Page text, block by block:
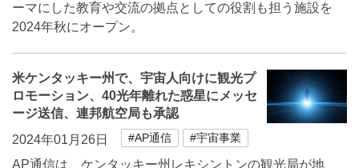
ーマにした教育や交流の拠点としての役割も担う施設を
2024年秋にオープン。
米ケンタッキー州で、宇宙人向けに観光プ
ロモーション、40光年離れた惑星にメッセ
ージ送信、連邦航空局も承認
2024年01月26日
#AP通信 #宇宙事業
AP通信は、ケンタッキー州レキシントンの観光局が地